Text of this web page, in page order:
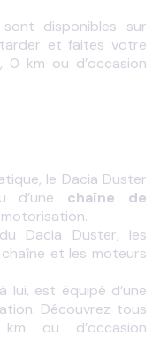
disponibles sur
et faites votre
0 km ou d’occasion
le Dacia Duster
d’une chaîne de
Dacia Duster, les
et les moteurs
lui, est équipé d’une
Découvrez tous
ou d’occasion